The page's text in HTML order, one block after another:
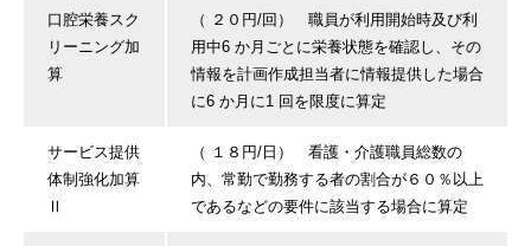
口腔栄養スク
リーニング加
算
（ ２０円/回） 職員が利用開始時及び利
用中6 か月ごとに栄養状態を確認し、その
情報を計画作成担当者に情報提供した場合
に6 か月に1 回を限度に算定
サービス提供
体制強化加算
Ⅱ
（ １８円/日） 看護・介護職員総数の
内、常勤で勤務する者の割合が６０％以上
であるなどの要件に該当する場合に算定